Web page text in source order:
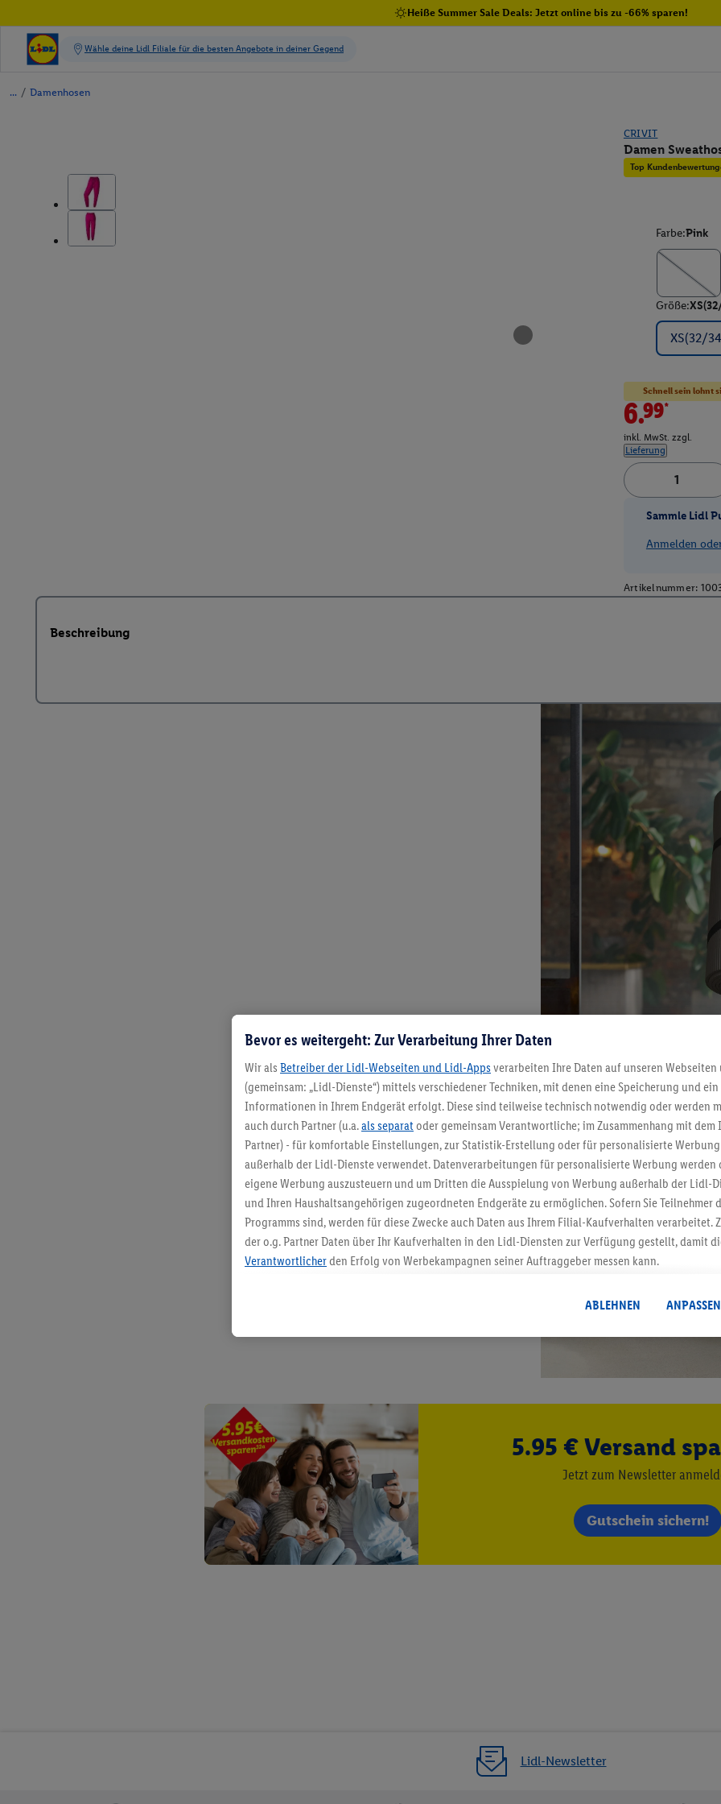
Heiße Summer Sale Deals: Jetzt online bis zu -66% sparen!
/ Damenhosen
CRIVIT
Damen
Top
Farbe:Pink
Größe:
XS(32/
Schnell sein lohnt
6.99*
inkl. MwSt. zzgl.
Lieferung
Sammle Lidl
Anmelden
Artikelnummer:
Beschreibung
5.95 € Versand
Jetzt zum Newsletter
Gutschein sichern!
Lidl-Newsletter
Bevor es weitergeht: Zur Verarbeitung Ihrer Daten
Wir als Betreiber der Lidl-Webseiten und Lidl-Apps verarbeiten Ihre Daten auf unseren Webseiten
(gemeinsam: „Lidl-Dienste“) mittels verschiedener Techniken, mit denen eine Speicherung und
Informationen in Ihrem Endgerät erfolgt. Diese sind teilweise technisch notwendig oder werden
auch durch Partner (u.a.als separat oder gemeinsam Verantwortliche; im Zusammenhang mit dem
Partner) - für komfortable Einstellungen, zur Statistik-Erstellung oder für personalisierte
außerhalb der Lidl-Dienste verwendet. Datenverarbeitungen für personalisierte Werbung werden
eigene Werbung auszusteuern und um Dritten die Ausspielung von Werbung außerhalb der Lidl-
und Ihren Haushaltsangehörigen zugeordneten Endgeräte zu ermöglichen. Sofern Sie Teilnehmer
Programms sind, werden für diese Zwecke auch Daten aus Ihrem Filial-Kaufverhalten verarbeitet.
der o.g. Partner Daten über Ihr Kaufverhalten in den Lidl-Diensten zur Verfügung gestellt, damit
Verantwortlicherden Erfolg von Werbekampagnen seiner Auftraggeber messen kann.
angereicherten Profilen. Dies umfasst die Zusammenführung von Daten (z.B. über Ihre Nutzung
Kaufverhalten in den Lidl-Diensten, Informationen aus Ihrem Kundenkonto - z.B. Alter oder
genauen Standortdaten) auch über verschiedene Endgeräte und Lidl-Dienste hinweg
Segmenten). Im Zusammenhang mit dem Ausspielen dieser Werbung erfolgen Verarbeitungen
Sicherung und Optimierung dieser Werbeausspielungen.
Sofern Sie hier Ihre Zustimmung dazu erteilen und danach ein Lidl Plus-Konto erstellen bzw. sich
Plus-Konto einloggen, kann darüber hinaus auch Ihre dort angegebene E-Mail-Adresse von uns in
Verantwortlichkeit mit einem der oben genannten Partner verwendet werden, um daraus eine
zu erstellen (die sogenannte EUID), die wir sodann ähnlich wie die sogleich beschriebene Utiq-
können, um Sie in von Dritten betriebenen Diensten zu erkennen und Ihnen personalisierte
Hierzu wird von uns und einem der anderen oben genannten Partner auch Ihre in einen Hashwert
Adresse in gemeinsamer Verantwortlichkeit verarbeitet.
Zudem erlauben Sie uns, der Utiq SA/NV („Utiq“) und IhremTelekommunikationsnetzbetreiber, die
Telekommunikations-basierten Utiq-Technologie für digitales Marketing“ am unteren Ende dieser
die Lidl-Dienste) widerrufen. Weitere Informationen finden Sie in denDatenschutzbestimmungen
ABLEHNEN ANPASSEN